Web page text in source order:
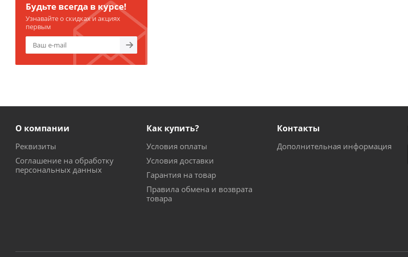
Будьте всегда в курсе!
Узнавайте о скидках и акциях
первым
О компании
Реквизиты
Соглашение на обработку
персональных данных
Как купить?
Условия оплаты
Условия доставки
Гарантия на товар
Правила обмена и возврата
товара
Контакты
Дополнительная информация